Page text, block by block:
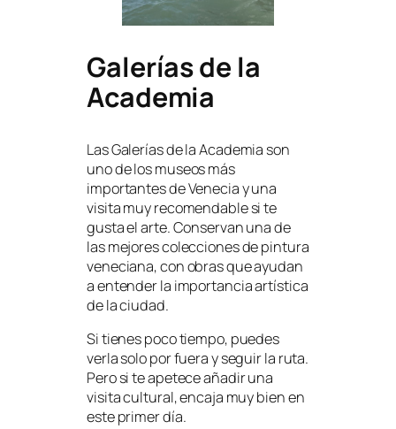
Galerías de la
Academia
Las Galerías de la Academia son
uno de los museos más
importantes de Venecia y una
visita muy recomendable si te
gusta el arte. Conservan una de
las mejores colecciones de pintura
veneciana, con obras que ayudan
a entender la importancia artística
de la ciudad.
Si tienes poco tiempo, puedes
verla solo por fuera y seguir la ruta.
Pero si te apetece añadir una
visita cultural, encaja muy bien en
este primer día.